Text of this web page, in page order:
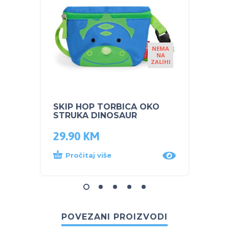
NEMA
NA
ZALIHI
SKIP HOP TORBICA OKO
STRUKA DINOSAUR
29.90 KM
Pročitaj više
POVEZANI PROIZVODI